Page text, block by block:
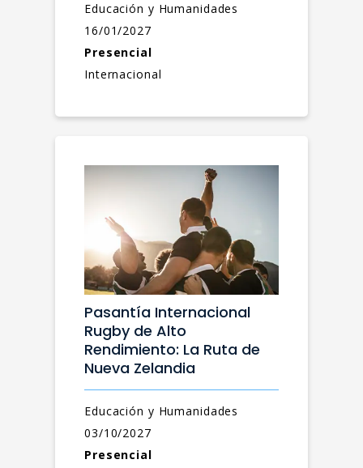
Educación y Humanidades
16/01/2027
Presencial
Internacional
Pasantía Internacional
Rugby de Alto
Rendimiento: La Ruta de
Nueva Zelandia
Educación y Humanidades
03/10/2027
Presencial